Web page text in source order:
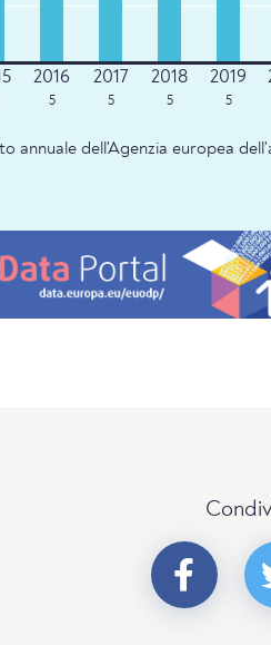
5 5 5 5
annuale dell'Agenzia europea